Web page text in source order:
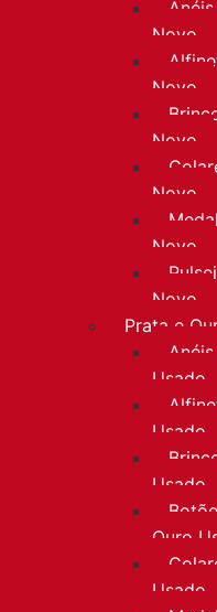
Novo
Novo
Novo
Novo
Novo
Novo
Prata e
Usado
Usado
Usado
Ouro
Usado